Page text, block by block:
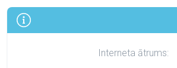
Interneta ātrums: